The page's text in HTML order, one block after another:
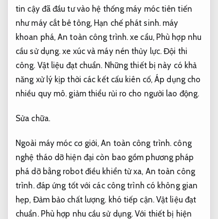
tin cậy đã đầu tư vào hệ thống máy móc tiên tiến
như máy cắt bê tông, Hạn chế phát sinh.máy
khoan phá, An toàn công trình. xe cẩu, Phù hợp nhu
cầu sử dụng. xe xúc và máy nén thủy lực.Đội thi
công. Vật liệu đạt chuẩn. Những thiết bị này có khả
năng xử lý kịp thời các kết cấu kiên cố, Áp dụng cho
nhiều quy mô. giảm thiểu rủi ro cho người lao động.
Sửa chữa.
Ngoài máy móc cơ giới, An toàn công trình. công
nghệ tháo dỡ hiện đại còn bao gồm phương pháp
phá dỡ bằng robot điều khiển từ xa, An toàn công
trình.đáp ứng tốt với các công trình có không gian
hẹp, Đảm bảo chất lượng. khó tiếp cận. Vật liệu đạt
chuẩn. Phù hợp nhu cầu sử dụng. Với thiết bị hiện